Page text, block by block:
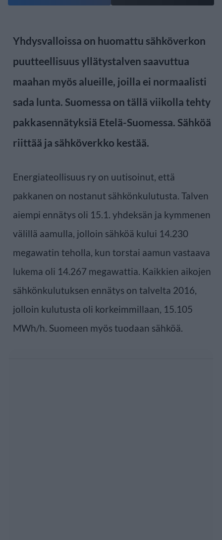
Yhdysvalloissa on huomattu sähköverkon
puutteellisuus yllätystalven saavuttua
maahan myös alueille, joilla ei normaalisti
sada lunta. Suomessa on tällä viikolla tehty
pakkasennätyksiä Etelä-Suomessa. Sähköä
riittää ja sähköverkko kestää.
Energiateollisuus ry on uutisoinut, että
pakkanen on nostanut sähkönkulutusta. Talven
aiempi ennätys oli 15.1. yhdeksän ja kymmenen
välillä aamulla, jolloin sähköä kului 14.230
megawatin teholla, kun torstai aamun vastaava
lukema oli 14.267 megawattia. Kaikkien aikojen
sähkönkulutuksen ennätys on talvelta 2016,
jolloin kulutusta oli korkeimmillaan, 15.105
MWh/h. Suomeen myös tuodaan sähköä.